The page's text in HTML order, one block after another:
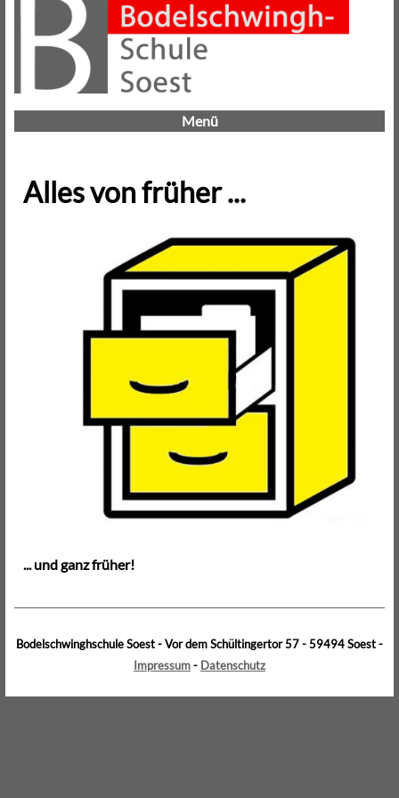
Menü
Alles von früher ...
... und ganz früher!
Bodelschwinghschule Soest - Vor dem Schültingertor 57 - 59494 Soest -
Impressum- Datenschutz